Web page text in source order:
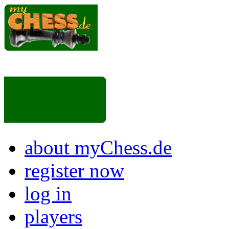
about myChess.de
register now
log in
players